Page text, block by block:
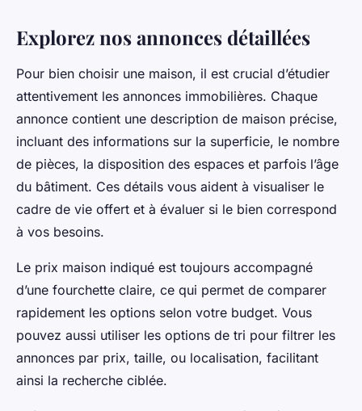
Explorez nos annonces détaillées
Pour bien choisir une maison, il est crucial d’étudier
attentivement les annonces immobilières. Chaque
annonce contient une description de maison précise,
incluant des informations sur la superficie, le nombre
de pièces, la disposition des espaces et parfois l’âge
du bâtiment. Ces détails vous aident à visualiser le
cadre de vie offert et à évaluer si le bien correspond
à vos besoins.
Le prix maison indiqué est toujours accompagné
d’une fourchette claire, ce qui permet de comparer
rapidement les options selon votre budget. Vous
pouvez aussi utiliser les options de tri pour filtrer les
annonces par prix, taille, ou localisation, facilitant
ainsi la recherche ciblée.